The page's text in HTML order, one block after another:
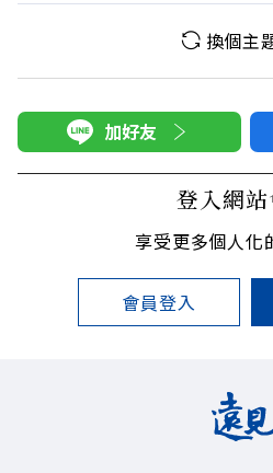
換個主
加好友
登入網站
享受更多個人化
會員登入